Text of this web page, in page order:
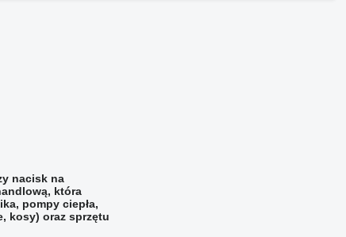
nacisk na
która
pompy ciepła,
kosy) oraz sprzętu